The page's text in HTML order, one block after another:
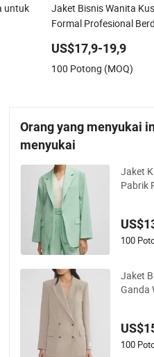
untuk
Jaket Bisnis Wanita
Formal Profesional
Stylish
US$17,9-19,9
100 Potong (MOQ)
Orang yang menyukai
menyukai
Jaket
Pabrik
an
uk
100
Jaket
Ganda
al
gan
100